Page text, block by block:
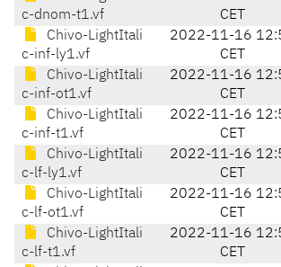
c-dnom-t1.vf
CET
Chivo-LightItali
c-inf-ly1.vf
2022-11-16
CET
Chivo-LightItali
c-inf-ot1.vf
2022-11-16
CET
Chivo-LightItali
c-inf-t1.vf
2022-11-16
CET
Chivo-LightItali
c-lf-ly1.vf
2022-11-16
CET
Chivo-LightItali
c-lf-ot1.vf
2022-11-16
CET
Chivo-LightItali
c-lf-t1.vf
2022-11-16
CET